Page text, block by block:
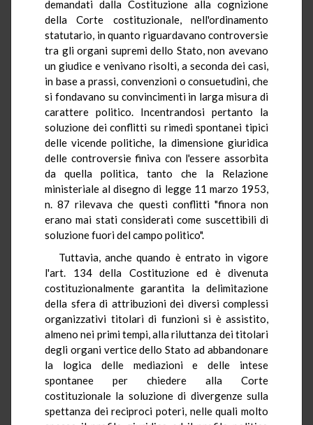
demandati dalla Costituzione alla cognizione
della Corte costituzionale, nell'ordinamento
statutario, in quanto riguardavano controversie
tra gli organi supremi dello Stato, non avevano
un giudice e venivano risolti, a seconda dei casi,
in base a prassi, convenzioni o consuetudini, che
si fondavano su convincimenti in larga misura di
carattere politico. Incentrandosi pertanto la
soluzione dei conflitti su rimedi spontanei tipici
delle vicende politiche, la dimensione giuridica
delle controversie finiva con l'essere assorbita
da quella politica, tanto che la Relazione
ministeriale al disegno di legge 11 marzo 1953,
n. 87 rilevava che questi conflitti "finora non
erano mai stati considerati come suscettibili di
soluzione fuori del campo politico".
Tuttavia, anche quando è entrato in vigore
l'art. 134 della Costituzione ed è divenuta
costituzionalmente garantita la delimitazione
della sfera di attribuzioni dei diversi complessi
organizzativi titolari di funzioni si è assistito,
almeno nei primi tempi, alla riluttanza dei titolari
degli organi vertice dello Stato ad abbandonare
la logica delle mediazioni e delle intese
spontanee per chiedere alla Corte
costituzionale la soluzione di divergenze sulla
spettanza dei reciproci poteri, nelle quali molto